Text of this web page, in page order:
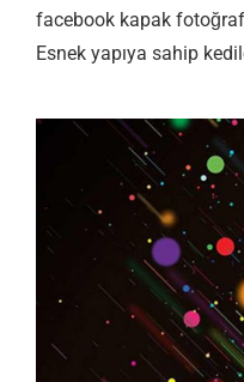
facebook kapak
Esnek yapıya sahip